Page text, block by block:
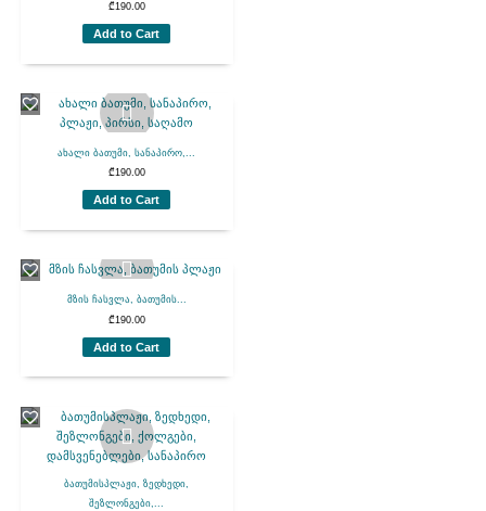
₾190.00
Add to Cart
ახალი ბათუმი, სანაპირო,...
₾190.00
Add to Cart
მზის ჩასვლა, ბათუმის...
₾190.00
Add to Cart
ბათუმისპლაჟი, ზედხედი,
შეზლონგები,...